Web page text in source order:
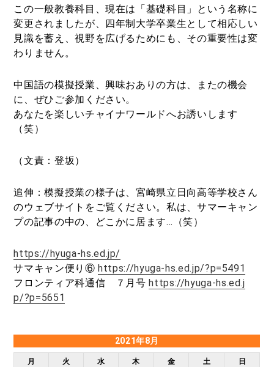
この一般教養科目、現在は「基礎科目」という名称に
変更されましたが、四年制大学卒業生として相応しい
見識を蓄え、視野を広げるためにも、その重要性は変
わりません。
中国語の模擬授業、興味おありの方は、またの機会
に、ぜひご参加ください。
あなたを楽しいチャイナワールドへお誘いします
（笑）
（文責：登坂）
追伸：模擬授業の様子は、宮崎県立日向高等学校さん
のウェブサイトをご覧ください。私は、サマーキャン
プの記事の中の、どこかに居ます…（笑）
https://hyuga-hs.ed.jp/
サマキャン便り⑥https://hyuga-hs.ed.jp/?p=5491
フロンティア科通信 ７月号https://hyuga-hs.ed.j
p/?p=5651
2021年8月
月 火 水 木 金 土 日